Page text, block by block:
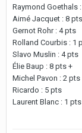
Raymond Goethals
Aimé Jacquet : 8 pts
Gernot Rohr : 4 pts
Rolland Courbis : 1
Slavo Muslin : 4 pts
Élie Baup : 8 pts +
Michel Pavon : 2 pts
Ricardo : 5 pts
Laurent Blanc : 1 pts